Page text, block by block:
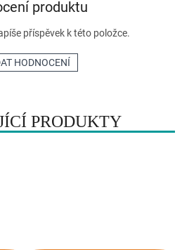
PRODUKTY
produktu
příspěvek k této položce.
HODNOCENÍ